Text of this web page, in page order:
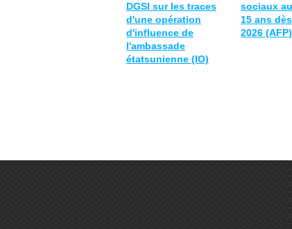
DGSI sur les traces
d'une opération
d'influence de
l'ambassade
étatsunienne (IO)
sociaux
15 ans
2026 (AFP)